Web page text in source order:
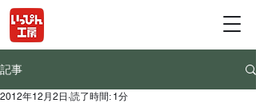
記事
2012年12月2日 読了時間: 1分